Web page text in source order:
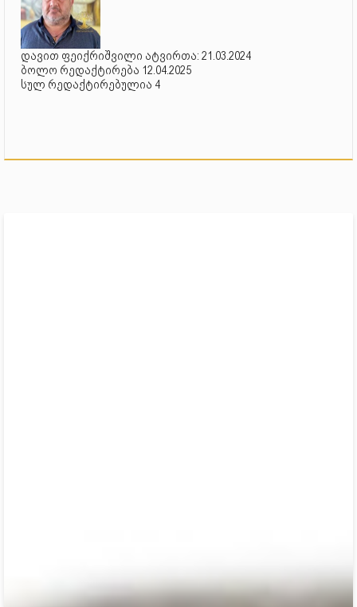
დავით ფეიქრიშვილი ატვირთა: 21.03.2024
ბოლო რედაქტირება 12.04.2025
სულ რედაქტირებულია 4